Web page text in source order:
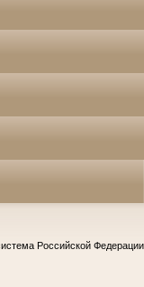
Российской